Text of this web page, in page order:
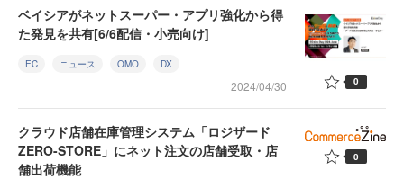
ベイシアがネットスーパー・アプリ強化から得
た発見を共有[6/6配信・小売向け]
EC ニュース OMO DX
2024/04/30 0
クラウド店舗在庫管理システム「ロジザード
ZERO-STORE」にネット注文の店舗受取・店
舗出荷機能
0